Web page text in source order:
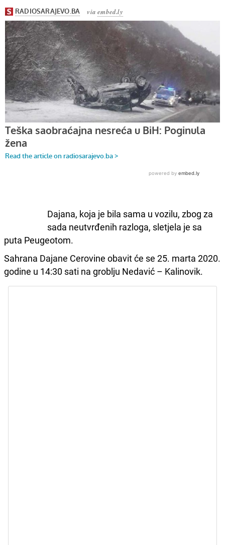
Dajana, koja je bila sama u vozilu, zbog za
sada neutvrđenih razloga, sletjela je sa
puta Peugeotom.
Sahrana Dajane Cerovine obavit će se 25. marta 2020.
godine u 14:30 sati na groblju Nedavić – Kalinovik.